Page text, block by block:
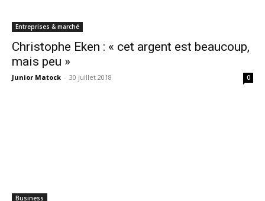
Entreprises & marché
Christophe Eken : « cet argent est beaucoup,
mais peu »
Junior Matock - 30 juillet 2018 0
Business